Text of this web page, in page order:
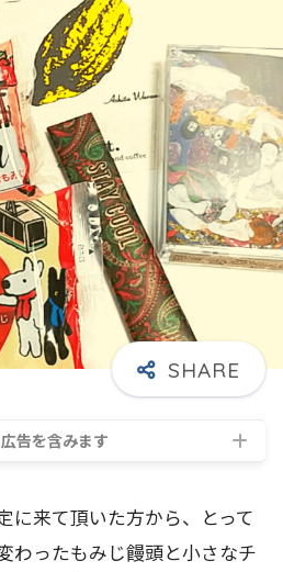
告を含みます
に来て頂いた方から、とって
わったもみじ饅頭と小さなチ